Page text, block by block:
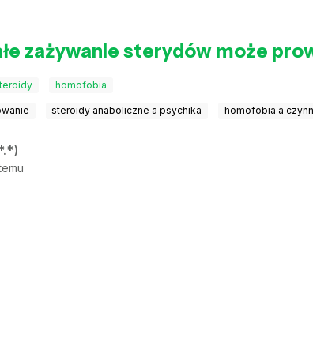
zażywanie sterydów może
homofobia
steroidy anaboliczne a psychika homofobia a